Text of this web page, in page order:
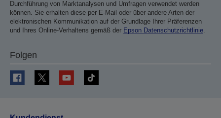
Durchführung von Marktanalysen und Umfragen verwendet werden
können. Sie erhalten diese per E-Mail oder über andere Arten der
elektronischen Kommunikation auf der Grundlage Ihrer Präferenzen
und Ihres Online-Verhaltens gemäß der Epson Datenschutzrichtlinie.
Folgen